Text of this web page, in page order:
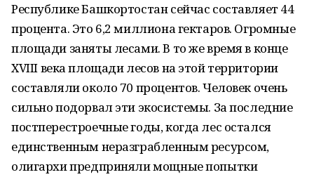
Республике Башкортостан сейчас составляет 44
процента. Это 6,2 миллиона гектаров. Огромные
площади заняты лесами. В то же время в конце
XVIIIвека площади лесов на этой территории
составляли около 70 процентов. Человек очень
сильно подорвал эти экосистемы. За последние
постперестроечные годы, когда лес остался
единственным неразграбленным ресурсом,
олигархи предприняли мощные попытки